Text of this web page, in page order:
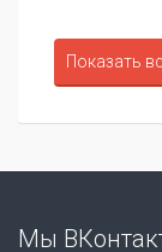
Показать
Мы